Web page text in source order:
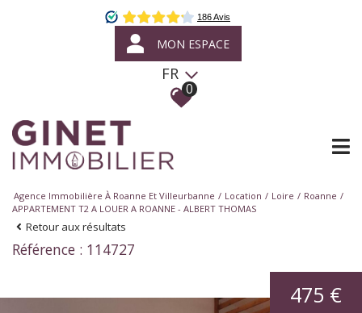
MON ESPACE
FR
0
Agence Immobilière À Roanne Et Villeurbanne Location Loire
Roanne
APPARTEMENT T2 A LOUER A ROANNE - ALBERT THOMAS
Retour aux résultats
Référence : 114727
475 €